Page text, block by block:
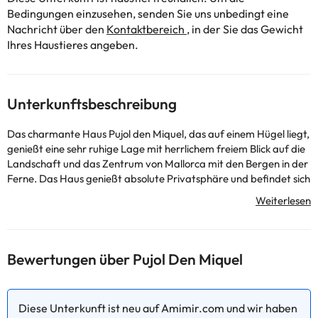
Bedingungen einzusehen, senden Sie uns unbedingt eine
Nachricht über den Kontaktbereich , in der Sie das Gewicht
Ihres Haustieres angeben.
Unterkunftsbeschreibung
Das charmante Haus Pujol den Miquel, das auf einem Hügel liegt,
genießt eine sehr ruhige Lage mit herrlichem freiem Blick auf die
Landschaft und das Zentrum von Mallorca mit den Bergen in der
Ferne. Das Haus genießt absolute Privatsphäre und befindet sich
in einer kleinen Gruppe von drei Häusern. Pujol den Miquel ist ein
wunderschönes Landhaus, das komplett in einem schönen
eine schöne, teilweise mit Stein verkleidete Originalfassade. Von
der doppelt hohen und sehr hellen Diele gelangt man in einen
Mahlzeiten. Vom gemütlichen Wohnzimmer hat man direkten
Bewertungen über Pujol Den Miquel
Diese Unterkunft ist neu auf Amimir.com und wir haben